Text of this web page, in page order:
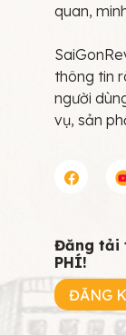
quan,
thông tin
người
vụ, sản
Đăng tải
PHÍ!
ĐĂNG